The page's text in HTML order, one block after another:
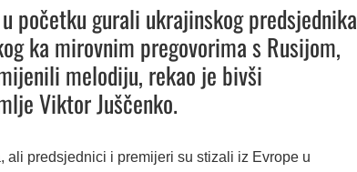
početku gurali ukrajinskog predsjednika
ka mirovnim pregovorima s Rusijom,
melodiju, rekao je bivši
Viktor Juščenko.
ali predsjednici i premijeri su stizali iz Evrope u